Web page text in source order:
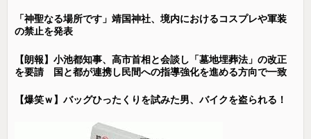
「神聖なる場所です」靖国神社、境内におけるコスプレや軍装
の禁止を発表
【朗報】小池都知事、高市首相と会談し「墓地埋葬法」の改正
を要請 国と都が連携し民間への指導強化を進める方向で一致
【爆笑ｗ】バッグひったくりを試みた男、バイクを盗られる！